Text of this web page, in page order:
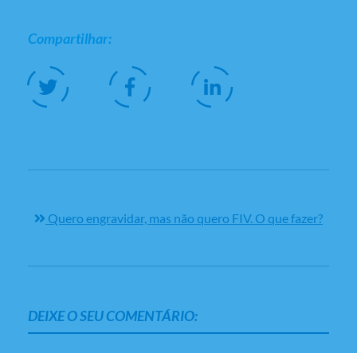
Compartilhar:
Quero engravidar, mas não quero FIV. O que fazer?
DEIXE O SEU COMENTÁRIO: